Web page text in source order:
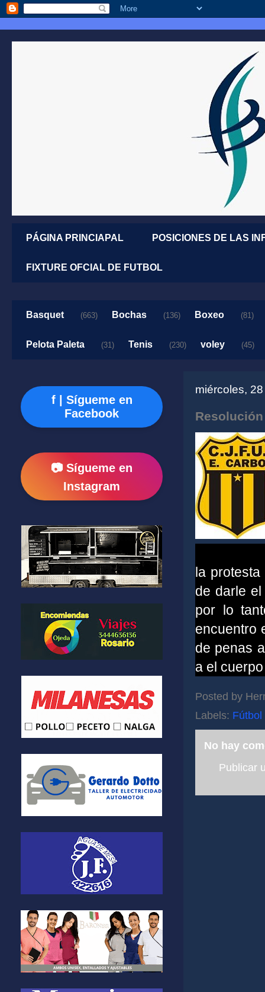
PÁGINA PRINCIAPAL POSICIONES DE LAS
FIXTURE OFCIAL DE FUTBOL
Basquet (663) Bochas (136) Boxeo (81)
Pelota Paleta (31) Tenis (230) voley (45)
miércoles,
la
de darle
por lo
encuentro
de penas
a el
Posted by
Labels: Fútbol
No hay
Publicar
f | Sígueme en
Facebook
📷 Sígueme en
Instagram